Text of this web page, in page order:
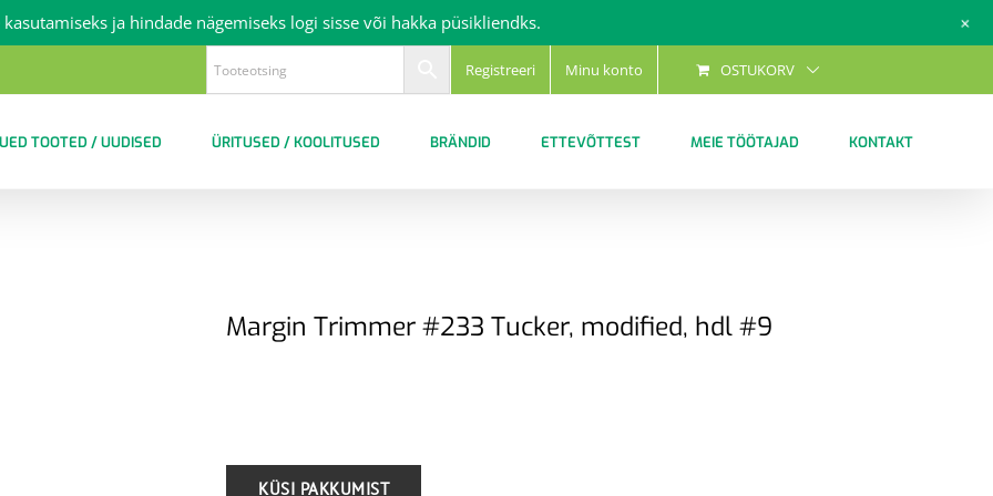
Registreeri Minu konto OSTUKORV
TOOTED / UUDISED ÜRITUSED / KOOLITUSED BRÄNDID ETTEVÕTTEST MEIE TÖÖTAJAD KONTAKT
Margin Trimmer #233 Tucker, modified, hdl #9
kasutamiseks ja hindade nägemiseks logi sisse või hakka püsikliendks. +